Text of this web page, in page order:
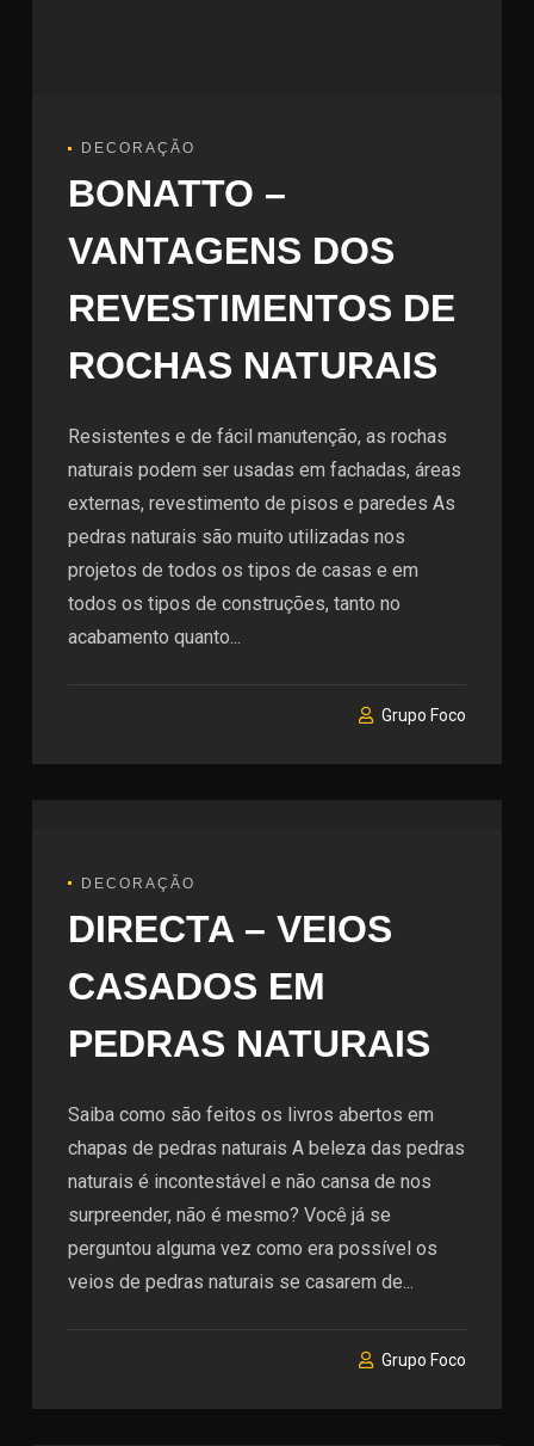
DECORAÇÃO
BONATTO –
VANTAGENS DOS
REVESTIMENTOS DE
ROCHAS NATURAIS
Resistentes e de fácil manutenção, as rochas
naturais podem ser usadas em fachadas, áreas
externas, revestimento de pisos e paredes As
pedras naturais são muito utilizadas nos
projetos de todos os tipos de casas e em
todos os tipos de construções, tanto no
acabamento quanto...
Grupo Foco
DECORAÇÃO
DIRECTA – VEIOS
CASADOS EM
PEDRAS NATURAIS
Saiba como são feitos os livros abertos em
chapas de pedras naturais A beleza das pedras
naturais é incontestável e não cansa de nos
surpreender, não é mesmo? Você já se
perguntou alguma vez como era possível os
veios de pedras naturais se casarem de...
Grupo Foco